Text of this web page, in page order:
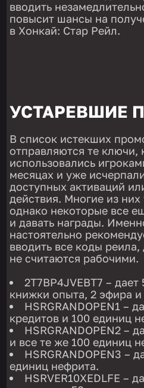
вводить
повысит шансы на
в Хонкай: Стар Рейл.
УСТАРЕВШИЕ
В список истекших
отправляются те ключи,
использовались
месяцах и уже
доступных активаций
действия. Многие из
однако некоторые все
и давать награды.
настоятельно
вводить все коды
не считаются рабочими.
2T7BP4JVEBT7 –
книжки опыта, 2 эфира
HSRGRANDOPEN1 –
кредитов и 100 единиц
HSRGRANDOPEN2 –
и все те же 100 единиц
HSRGRANDOPEN3 –
единиц нефрита.
HSRVER10XEDLFE –